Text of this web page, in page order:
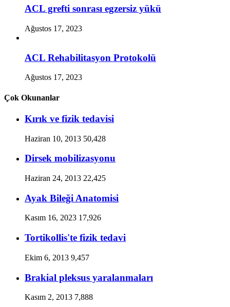
ACL grefti sonrası egzersiz yükü
Ağustos 17, 2023
ACL Rehabilitasyon Protokolü
Ağustos 17, 2023
Çok Okunanlar
Kırık ve fizik tedavisi
Haziran 10, 2013 50,428
Dirsek mobilizasyonu
Haziran 24, 2013 22,425
Ayak Bileği Anatomisi
Kasım 16, 2023 17,926
Tortikollis'te fizik tedavi
Ekim 6, 2013 9,457
Brakial pleksus yaralanmaları
Kasım 2, 2013 7,888